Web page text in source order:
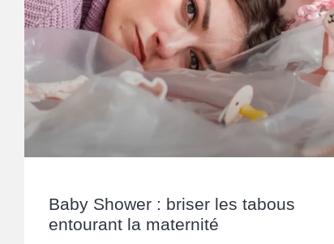
Baby Shower : briser les tabous
entourant la maternité